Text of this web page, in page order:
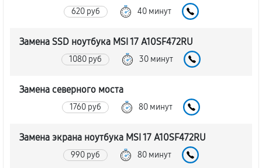
620 руб 40 минут
Замена SSD ноутбука MSI 17 A10SF472RU
1080 руб 30 минут
Замена северного моста
1760 руб 80 минут
Замена экрана ноутбука MSI 17 A10SF472RU
990 руб 80 минут